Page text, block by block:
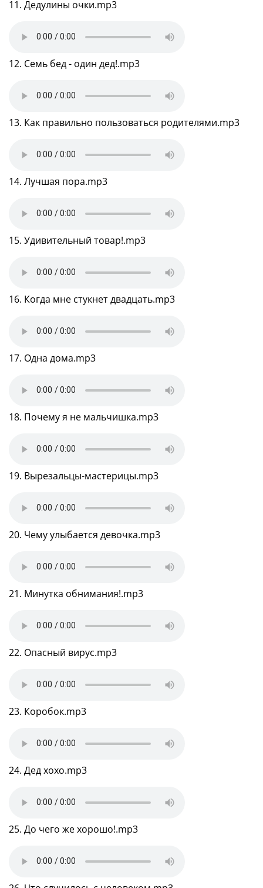
11. Дедулины очки.mp3
12. Семь бед - один дед!.mp3
13. Как правильно пользоваться родителями.mp3
14. Лучшая пора.mp3
15. Удивительный товар!.mp3
16. Когда мне стукнет двадцать.mp3
17. Одна дома.mp3
18. Почему я не мальчишка.mp3
19. Вырезальцы-мастерицы.mp3
20. Чему улыбается девочка.mp3
21. Минутка обнимания!.mp3
22. Опасный вирус.mp3
23. Коробок.mp3
24. Дед хохо.mp3
25. До чего же хорошо!.mp3